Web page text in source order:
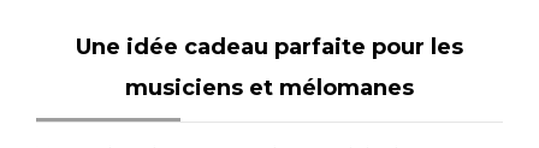
Une idée cadeau parfaite pour les
musiciens et mélomanes